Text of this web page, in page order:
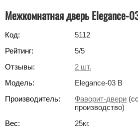
Межкомнатная дверь Elegance-
Код:
5112
Рейтинг:
5/5
Отзывы:
2 шт.
Модель:
Elegance-03 B
Производитель:
Фаворит-двери
производство)
Вес:
25кг.